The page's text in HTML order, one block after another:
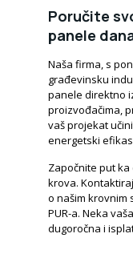
Poručite
panele
Naša firma, s
građevinsku
panele direktno
proizvođačima,
vaš projekat
energetski
Započnite put
krova.
o našim krovnim
PUR-a. Neka
dugoročna i